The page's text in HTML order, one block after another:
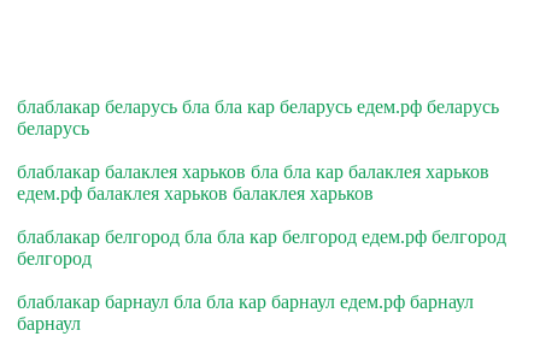
блаблакар беларусь бла бла кар беларусь едем.рф беларусь
беларусь
блаблакар балаклея харьков бла бла кар балаклея харьков
едем.рф балаклея харьков балаклея харьков
блаблакар белгород бла бла кар белгород едем.рф белгород
белгород
блаблакар барнаул бла бла кар барнаул едем.рф барнаул
барнаул